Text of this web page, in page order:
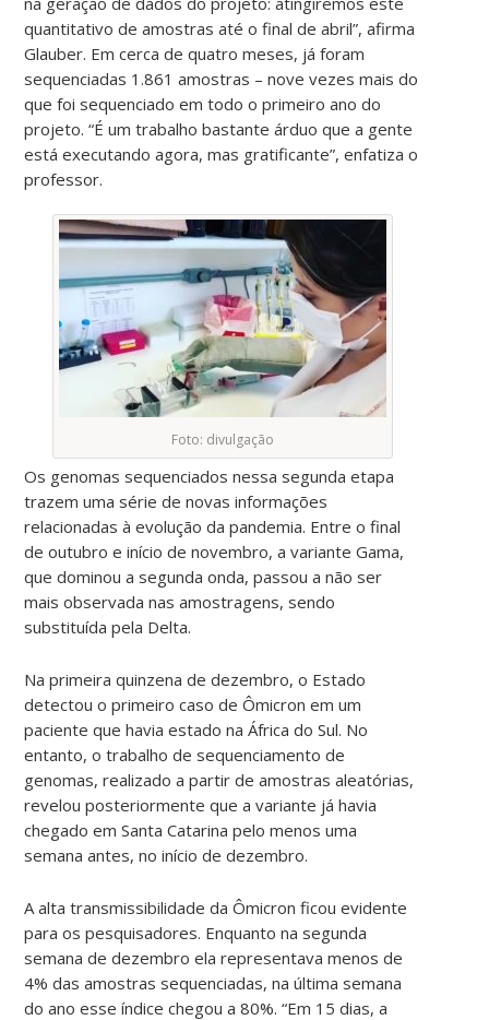
quantitativo de amostras até o final de abril”, afirma
Glauber. Em cerca de quatro meses, já foram
sequenciadas 1.861 amostras – nove vezes mais do
que foi sequenciado em todo o primeiro ano do
projeto. “É um trabalho bastante árduo que a gente
está executando agora, mas gratificante”, enfatiza o
professor.
Foto: divulgação
Os genomas sequenciados nessa segunda etapa
trazem uma série de novas informações
relacionadas à evolução da pandemia. Entre o final
de outubro e início de novembro, a variante Gama,
que dominou a segunda onda, passou a não ser
mais observada nas amostragens, sendo
substituída pela Delta.
Na primeira quinzena de dezembro, o Estado
detectou o primeiro caso de Ômicron em um
paciente que havia estado na África do Sul. No
entanto, o trabalho de sequenciamento de
genomas, realizado a partir de amostras aleatórias,
revelou posteriormente que a variante já havia
chegado em Santa Catarina pelo menos uma
semana antes, no início de dezembro.
A alta transmissibilidade da Ômicron ficou evidente
para os pesquisadores. Enquanto na segunda
semana de dezembro ela representava menos de
4% das amostras sequenciadas, na última semana
do ano esse índice chegou a 80%. “Em 15 dias, a